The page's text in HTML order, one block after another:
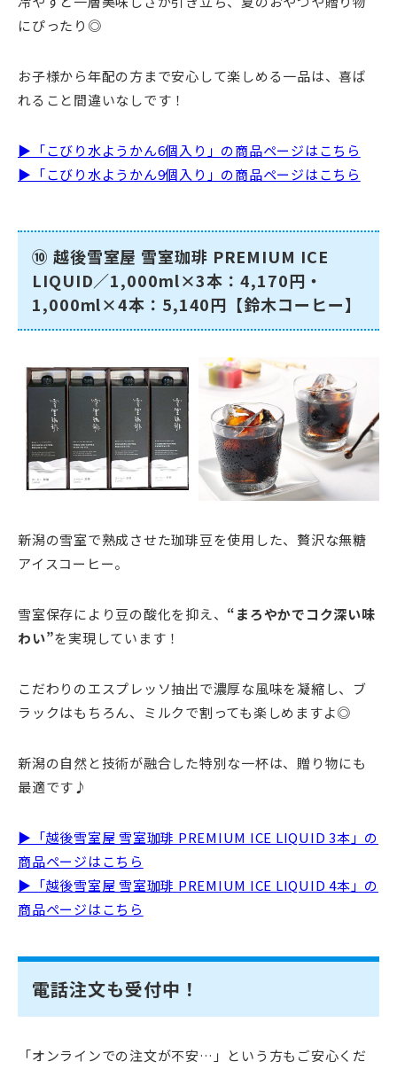
にぴったり◎
お子様から年配の方まで安心して楽しめる一品は、喜ば
れること間違いなしです！
▶「こびり水ようかん6個入り」の商品ページはこちら
▶「こびり水ようかん9個入り」の商品ページはこちら
⑩ 越後雪室屋 雪室珈琲 PREMIUM ICE
LIQUID／1,000ml×3本：4,170円・
1,000ml×4本：5,140円【鈴木コーヒー】
新潟の雪室で熟成させた珈琲豆を使用した、贅沢な無糖
アイスコーヒー。
雪室保存により豆の酸化を抑え、 “まろやかでコク深い味
わい”を実現しています！
こだわりのエスプレッソ抽出で濃厚な風味を凝縮し、ブ
ラックはもちろん、ミルクで割っても楽しめますよ◎
新潟の自然と技術が融合した特別な一杯は、贈り物にも
最適です♪
▶「越後雪室屋 雪室珈琲 PREMIUM ICE LIQUID 3本」の
商品ページはこちら
▶「越後雪室屋 雪室珈琲 PREMIUM ICE LIQUID 4本」の
商品ページはこちら
電話注文も受付中！
「オンラインでの注文が不安…」という方もご安心くだ